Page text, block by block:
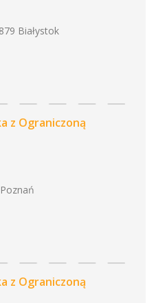
Białystok
z Ograniczoną
z Ograniczoną